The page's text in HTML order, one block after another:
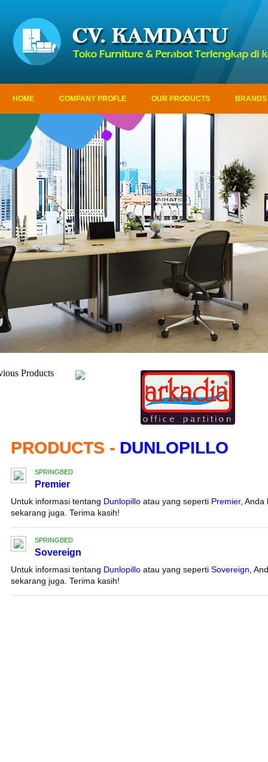
HOME COMPANY PROFLE OUR PRODUCTS BRANDS
PRODUCTS - DUNLOPILLO
SPRINGBED
Premier
Untuk informasi tentang Dunlopillo atau yang seperti Premier, Anda
sekarang juga. Terima kasih!
SPRINGBED
Sovereign
Untuk informasi tentang Dunlopillo atau yang seperti Sovereign ,
sekarang juga. Terima kasih!